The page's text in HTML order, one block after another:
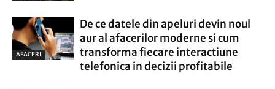
AFACERI
De ce datele din apeluri devin noul
aur al afacerilor moderne si cum
transforma fiecare interactiune
telefonica in decizii profitabile